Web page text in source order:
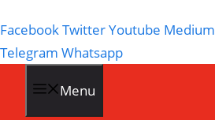
FacebookTwitterYoutube Medium
Telegram Whatsapp
Menu